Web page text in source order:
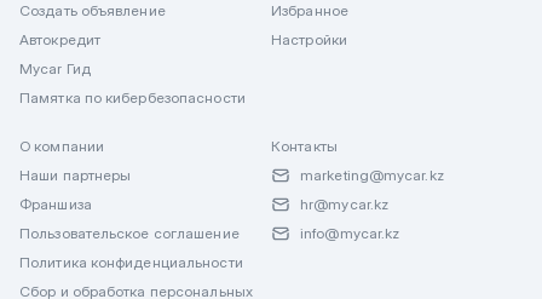
Создать объявление
Автокредит
Mycar Гид
Памятка по кибербезопасности
Избранное
Настройки
О компании
Наши партнеры
Франшиза
Пользовательское соглашение
Политика конфиденциальности
Сбор и обработка персональных
Контакты
marketing@mycar.kz
hr@mycar.kz
info@mycar.kz